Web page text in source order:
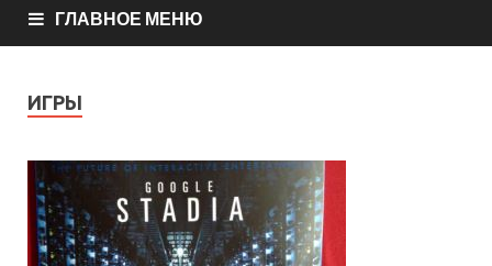
ГЛАВНОЕ МЕНЮ
ИГРЫ